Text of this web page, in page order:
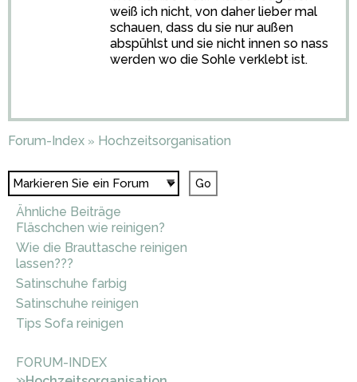
weiß ich nicht, von daher lieber mal
schauen, dass du sie nur außen
abspühlst und sie nicht innen so nass
werden wo die Sohle verklebt ist.
Forum-Index » Hochzeitsorganisation
Ähnliche Beiträge
Fläschchen wie reinigen?
Wie die Brauttasche reinigen
lassen???
Satinschuhe farbig
Satinschuhe reinigen
Tips Sofa reinigen
FORUM-INDEX